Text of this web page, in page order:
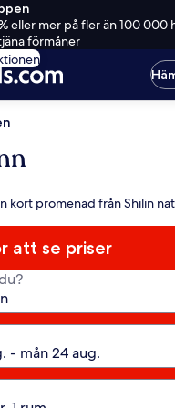
eller mer på fler än 100 000
förmåner
kort promenad från Shilin
att se priser